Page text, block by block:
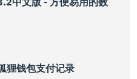
狸钱包支付记录